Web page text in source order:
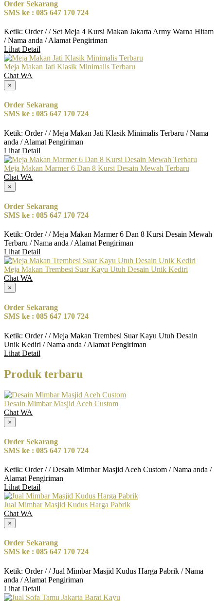
Order Sekarang
SMS ke : 085 647 170 724
Ketik: Order / / Set Meja 4 Kursi Makan Jakarta Army Warna Hitam
/ Nama anda / Alamat Pengiriman
Lihat Detail
Meja Makan Jati Klasik Minimalis Terbaru
Chat WA
×
Order Sekarang
SMS ke : 085 647 170 724
Ketik: Order / / Meja Makan Jati Klasik Minimalis Terbaru / Nama
anda / Alamat Pengiriman
Lihat Detail
Meja Makan Marmer 6 Dan 8 Kursi Desain Mewah Terbaru
Chat WA
×
Order Sekarang
SMS ke : 085 647 170 724
Ketik: Order / / Meja Makan Marmer 6 Dan 8 Kursi Desain Mewah
Terbaru / Nama anda / Alamat Pengiriman
Lihat Detail
Meja Makan Trembesi Suar Kayu Utuh Desain Unik Kediri
Chat WA
×
Order Sekarang
SMS ke : 085 647 170 724
Ketik: Order / / Meja Makan Trembesi Suar Kayu Utuh Desain
Unik Kediri / Nama anda / Alamat Pengiriman
Lihat Detail
Produk terbaru
Desain Mimbar Masjid Aceh Custom
Chat WA
×
Order Sekarang
SMS ke : 085 647 170 724
Ketik: Order / / Desain Mimbar Masjid Aceh Custom / Nama anda /
Alamat Pengiriman
Lihat Detail
Jual Mimbar Masjid Kudus Harga Pabrik
Chat WA
×
Order Sekarang
SMS ke : 085 647 170 724
Ketik: Order / / Jual Mimbar Masjid Kudus Harga Pabrik / Nama
anda / Alamat Pengiriman
Lihat Detail